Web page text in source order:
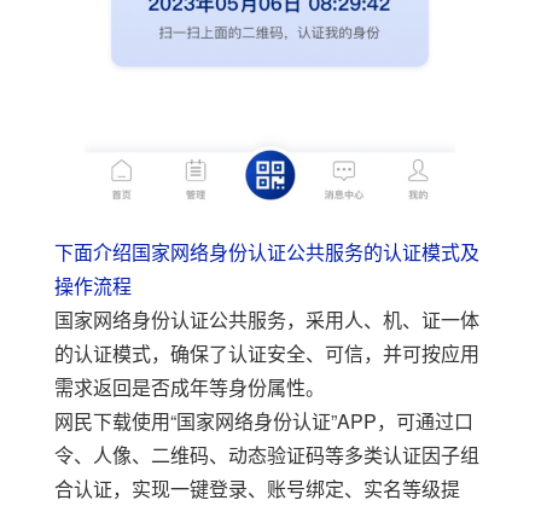
下面介绍国家网络身份认证公共服务的认证模式及
操作流程
国家网络身份认证公共服务，采用人、机、证一体
的认证模式，确保了认证安全、可信， 并可按应用
需求返回是否成年等身份属性。
网民下载使用“国家网络身份认证”APP，可通过口
令、人像、二维码、动态验证码等多类认证因子组
合认证，实现一键登录、账号绑定、实名等级提